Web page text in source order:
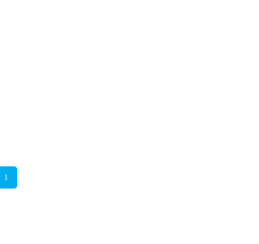
1